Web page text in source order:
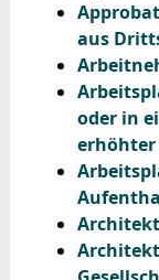
aus
oder in